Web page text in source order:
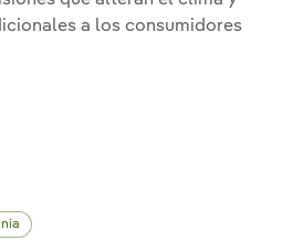
a los consumidores
las ventajas de la red
las ventajas de la
Descubriendo las ventajas de